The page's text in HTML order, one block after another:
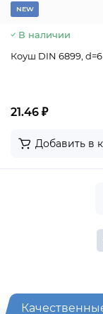
NEW
В наличии
Коуш DIN 6899, d=6
21.46 ₽
Добавить в